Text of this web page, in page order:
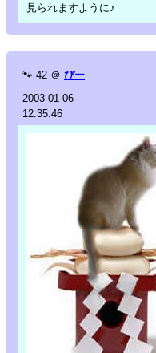
見られますように♪
🐾 42 ＠ ぴー
2003-01-06
12:35:46